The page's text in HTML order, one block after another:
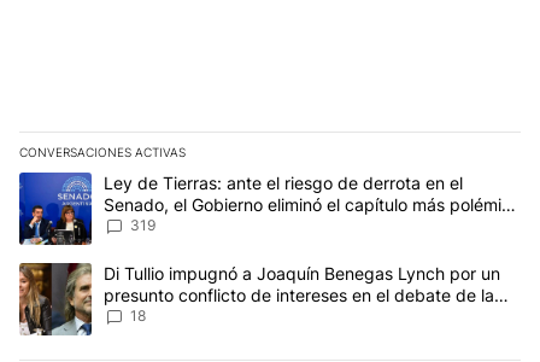
CONVERSACIONES ACTIVAS
Este listado muestra los artículos con más comentarios en los
Un artículo de tendencia con el título "Ley de Tierras: ante el
Ley de Tierras: ante el riesgo de derrota en el
Senado, el Gobierno eliminó el capítulo más polémico
del proyecto
319
Un artículo de tendencia con el título "Di Tullio impugnó a
Di Tullio impugnó a Joaquín Benegas Lynch por un
presunto conflicto de intereses en el debate de la
Ley de Tierras
18